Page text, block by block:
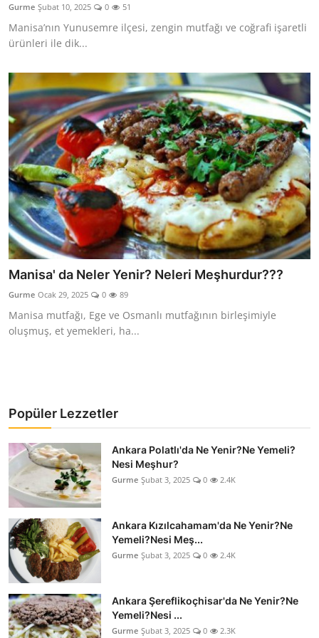
Anne & Bebek Beslenmesi
Mutfak Sırları & Teknikler
Gıda Sözlüğü & Nedir?
Yemek Tarifleri & Menüler
Gurme Şubat 10, 2025 0 51
Manisa’nın Yunusemre ilçesi, zengin mutfağı ve coğrafi işaretli
ürünleri ile dik...
Manisa' da Neler Yenir? Neleri Meşhurdur???
Gurme Ocak 29, 2025 0 89
Manisa mutfağı, Ege ve Osmanlı mutfağının birleşimiyle
oluşmuş, et yemekleri, ha...
Popüler Lezzetler
Ankara Polatlı'da Ne Yenir?Ne Yemeli?
Nesi Meşhur?
Gurme Şubat 3, 2025 0 2.4K
Ankara Kızılcahamam'da Ne Yenir?Ne
Yemeli?Nesi Meş...
Gurme Şubat 3, 2025 0 2.4K
Ankara Şereflikoçhisar'da Ne Yenir?Ne
Yemeli?Nesi ...
Gurme Şubat 3, 2025 0 2.3K